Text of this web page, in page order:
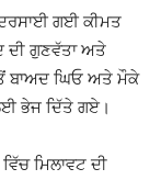
ਗਈ ਕੀਮਤ
ਦੀ ਗੁਣਵੱਤਾ ਅਤੇ
ਬਾਅਦ ਘਿਓ ਅਤੇ ਮੌਕੇ
ਭੇਜ ਦਿੱਤੇ ਗਏ।
ਮਿਲਾਵਟ ਦੀ